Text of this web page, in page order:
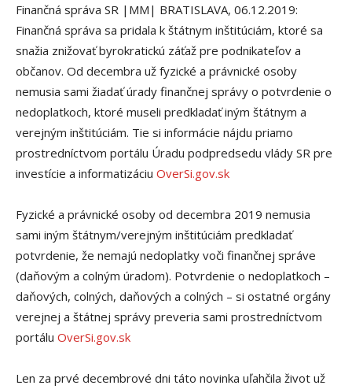
Finančná správa SR |MM| BRATISLAVA, 06.12.2019:
Finančná správa sa pridala k štátnym inštitúciám, ktoré sa
snažia znižovať byrokratickú záťaž pre podnikateľov a
občanov. Od decembra už fyzické a právnické osoby
nemusia sami žiadať úrady finančnej správy o potvrdenie o
nedoplatkoch, ktoré museli predkladať iným štátnym a
verejným inštitúciám. Tie si informácie nájdu priamo
prostredníctvom portálu Úradu podpredsedu vlády SR pre
investície a informatizáciu OverSi.gov.sk
Fyzické a právnické osoby od decembra 2019 nemusia
sami iným štátnym/verejným inštitúciám predkladať
potvrdenie, že nemajú nedoplatky voči finančnej správe
(daňovým a colným úradom). Potvrdenie o nedoplatkoch –
daňových, colných, daňových a colných – si ostatné orgány
verejnej a štátnej správy preveria sami prostredníctvom
portálu OverSi.gov.sk
Len za prvé decembrové dni táto novinka uľahčila život už